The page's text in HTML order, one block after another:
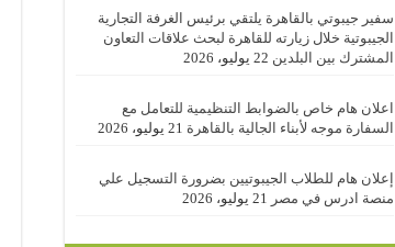
سفير جيبوتي بالقاهرة يلتقي برئيس الغرفة التجارية
الجيبوتية خلال زيارته للقاهرة لبحث علاقات التعاون
المشترك بين البلدين 22 يوليو، 2026
اعلان هام خاص بالضوابط التنظيمية للتعامل مع
السفارة موجه لأبناء الجالية بالقاهرة 21 يوليو، 2026
إعلان هام للطلاب الجيبوتيين بضرورة التسجيل علي
منصة ادرس في مصر
21 يوليو، 2026